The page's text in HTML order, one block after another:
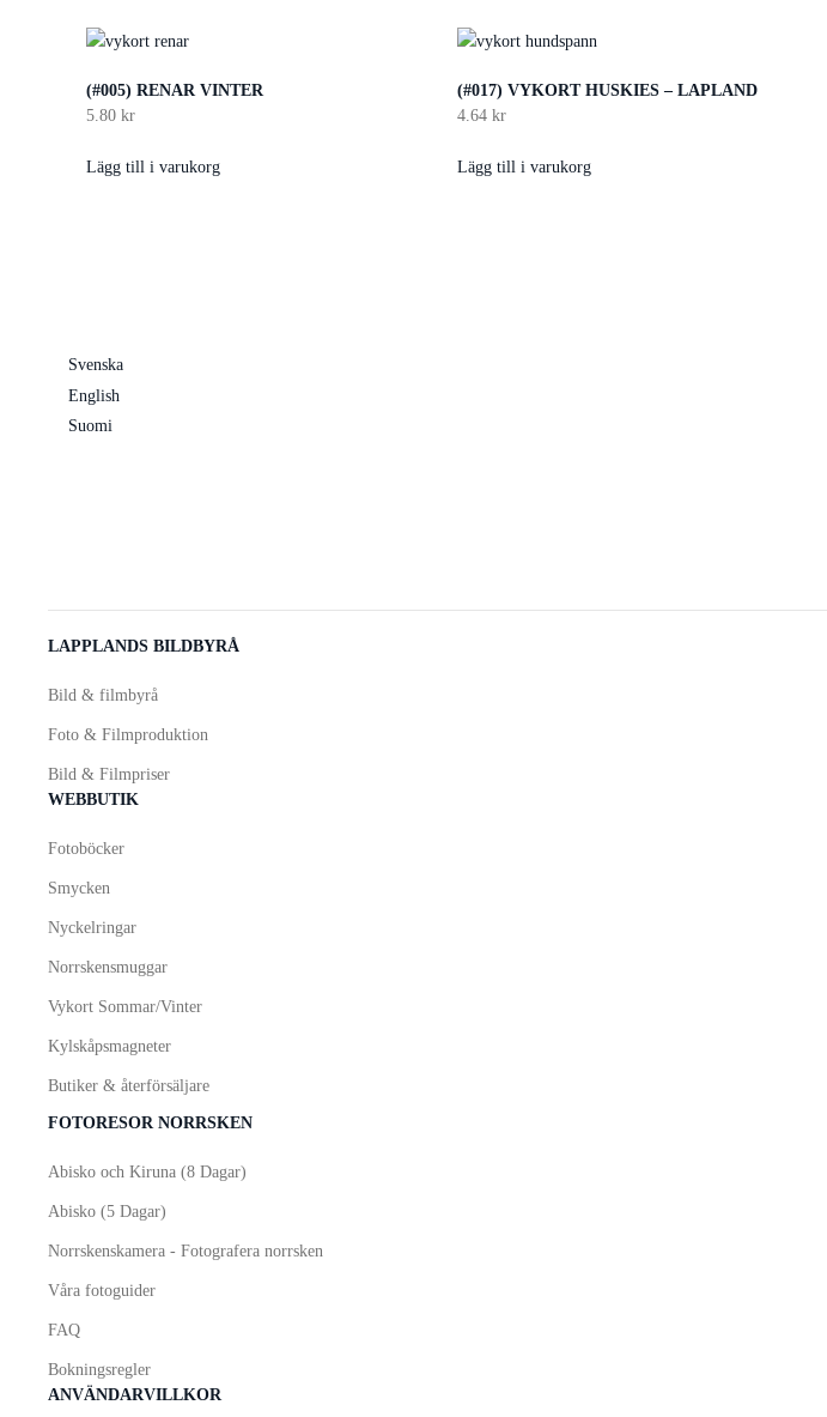
(#005) RENAR VINTER
5.80 kr
Lägg till i varukorg
(#017) VYKORT HUSKIES – LAPLAND
4.64 kr
Lägg till i varukorg
Svenska
English
Suomi
LAPPLANDS BILDBYRÅ
Bild & filmbyrå
Foto & Filmproduktion
Bild & Filmpriser
WEBBUTIK
Fotoböcker
Smycken
Nyckelringar
Norrskensmuggar
Vykort Sommar/Vinter
Kylskåpsmagneter
Butiker & återförsäljare
FOTORESOR NORRSKEN
Abisko och Kiruna (8 Dagar)
Abisko (5 Dagar)
Norrskenskamera - Fotografera norrsken
Våra fotoguider
FAQ
Bokningsregler
ANVÄNDARVILLKOR